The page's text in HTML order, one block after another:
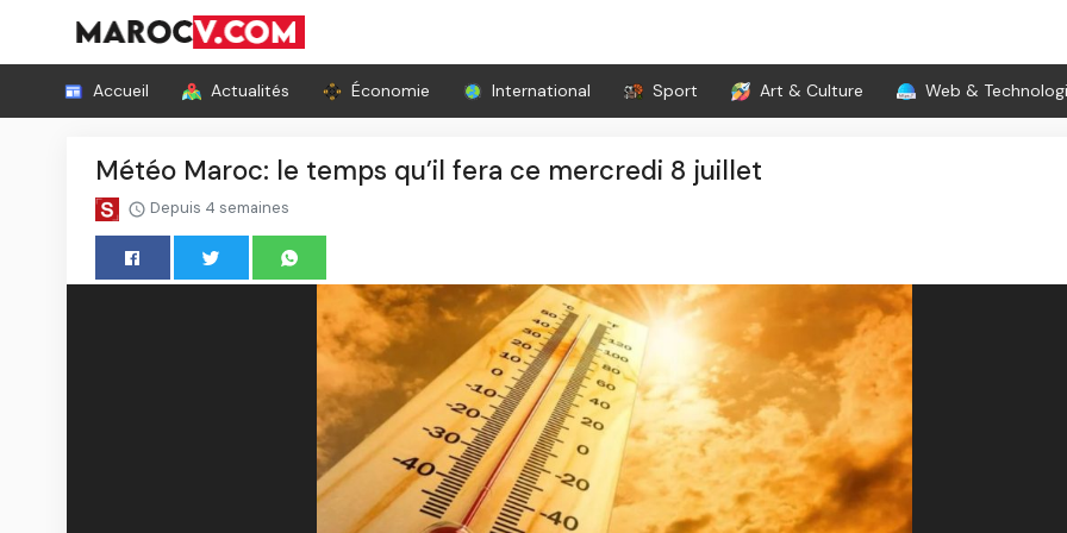
Accueil Actualités Économie International Sport Art & Culture Web &
Météo Maroc: le temps qu’il fera ce mercredi 8 juillet
Depuis 4 semaines